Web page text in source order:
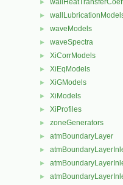
►
►
► waveModels
► waveSpectra
► XiCorrModels
► XiEqModels
► XiGModels
► XiModels
► XiProfiles
► zoneGenerators
► atmBoundaryLayer
►
►
►